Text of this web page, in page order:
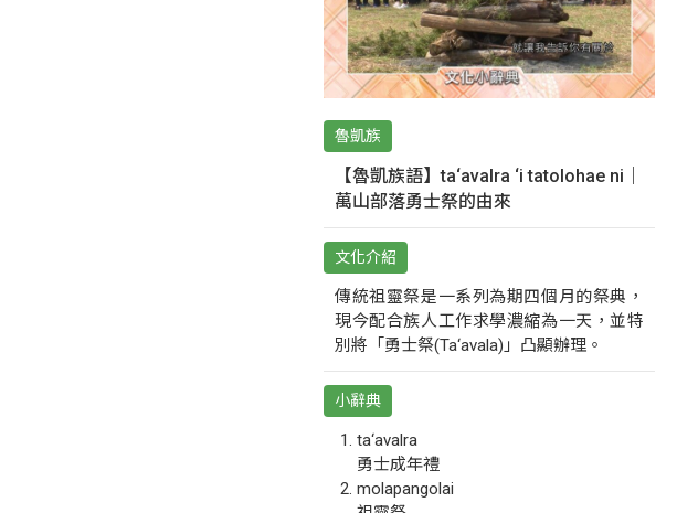
魯凱族
【魯凱族語】ta‘avalra ‘i tatolohae ni｜
萬山部落勇士祭的由來
文化介紹
傳統祖靈祭是一系列為期四個月的祭典，
現今配合族人工作求學濃縮為一天，並特
別將「勇士祭(Ta‘avala)」凸顯辦理。
小辭典
ta‘avalra
勇士成年禮
molapangolai